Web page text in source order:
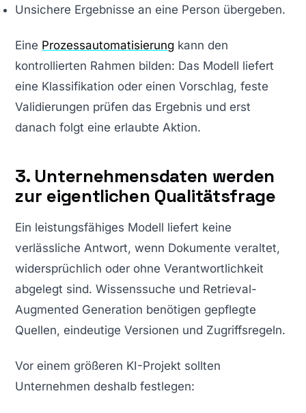
Unsichere Ergebnisse an eine Person übergeben.
Eine Prozessautomatisierung kann den
kontrollierten Rahmen bilden: Das Modell liefert
eine Klassifikation oder einen Vorschlag, feste
Validierungen prüfen das Ergebnis und erst
danach folgt eine erlaubte Aktion.
3. Unternehmensdaten werden
zur eigentlichen Qualitätsfrage
Ein leistungsfähiges Modell liefert keine
verlässliche Antwort, wenn Dokumente veraltet,
widersprüchlich oder ohne Verantwortlichkeit
abgelegt sind. Wissenssuche und Retrieval-
Augmented Generation benötigen gepflegte
Quellen, eindeutige Versionen und Zugriffsregeln.
Vor einem größeren KI-Projekt sollten
Unternehmen deshalb festlegen: